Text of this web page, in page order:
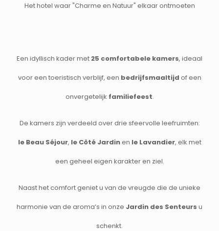
Het hotel waar "Charme en Natuur" elkaar ontmoeten
Een idyllisch kader met 25 comfortabele kamers, ideaal
voor een toeristisch verblijf, een bedrijfsmaaltijd of een
onvergetelijk familiefeest.
De kamers zijn verdeeld over drie sfeervolle leefruimten:
le Beau Séjour, le Côté Jardinen le Lavandier, elk met
een geheel eigen karakter en ziel.
Naast het comfort geniet u van de vreugde die de unieke
harmonie van de aroma’s in onze Jardin des Senteurs u
schenkt.